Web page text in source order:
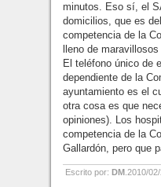
minutos. Eso sí, el
domicilios, que es
competencia de la
lleno de
El teléfono único de
dependiente de la
ayuntamiento es el
otra cosa es que
opiniones). Los
competencia de la
Gallardón, pero que
Escrito por: DM .2010/